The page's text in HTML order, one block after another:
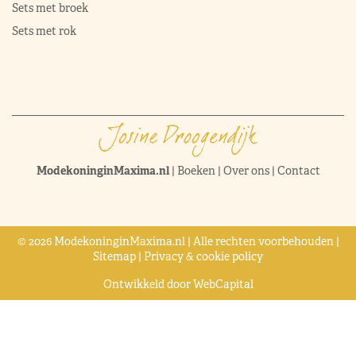
Sets met broek
Sets met rok
ModekoninginMaxima.nl| Boeken| Over ons| Contact
© 2026 ModekoninginMaxima.nl | Alle rechten voorbehouden |
Sitemap | Privacy & cookie policy
Ontwikkeld doorWebCapital